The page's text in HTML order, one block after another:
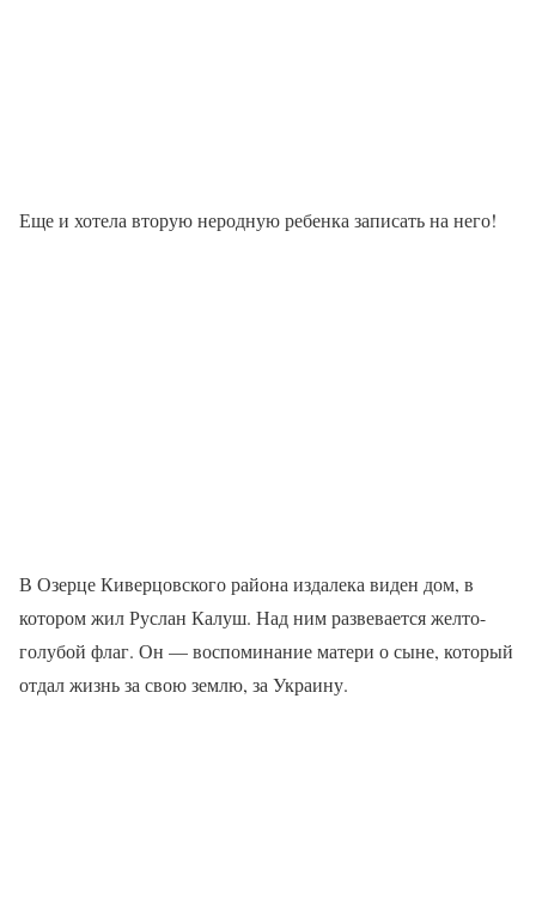
Еще и хотела вторую неродную ребенка записать на него!
В Озерце Киверцовского района издалека виден дом, в
котором жил Руслан Калуш. Над ним развевается желто-
голубой флаг. Он — воспоминание матери о сыне, который
отдал жизнь за свою землю, за Украину.